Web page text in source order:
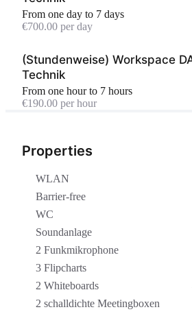
Properties
WLAN
Barrier-free
WC
Soundanlage
2 Funkmikrophone
3 Flipcharts
2 Whiteboards
2 schalldichte Meetingboxen
From one day to 7 days
€700.00 per day
(Stundenweise) Workspace
Technik
From one hour to 7 hours
€190.00 per hour